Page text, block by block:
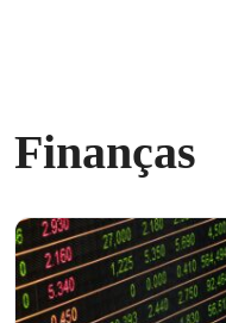
Finanças